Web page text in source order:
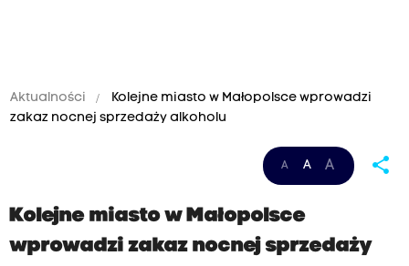
Aktualności
Kolejne miasto w Małopolsce wprowadzi
zakaz nocnej sprzedaży alkoholu
A A A share
Kolejne miasto w Małopolsce
wprowadzi zakaz nocnej sprzedaży